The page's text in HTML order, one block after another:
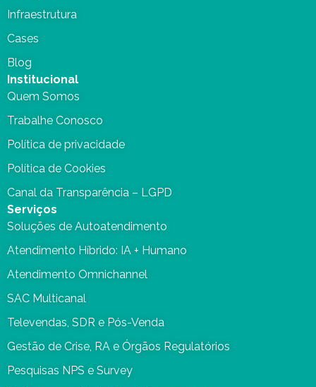
Infraestrutura
Cases
Blog
Institucional
Quem Somos
Trabalhe Conosco
Política de privacidade
Política de Cookies
Canal da Transparência – LGPD
Serviços
Soluções de Autoatendimento
Atendimento Híbrido: IA + Humano
Atendimento Omnichannel
SAC Multicanal
Televendas, SDR e Pós-Venda
Gestão de Crise, RA e Órgãos Regulatórios
Pesquisas NPS e Survey